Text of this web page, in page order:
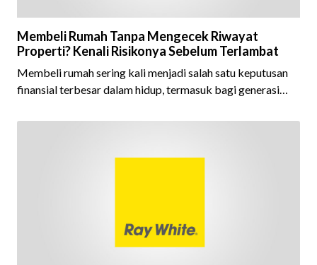
Membeli Rumah Tanpa Mengecek Riwayat
Properti? Kenali Risikonya Sebelum Terlambat
Membeli rumah sering kali menjadi salah satu keputusan
finansial terbesar dalam hidup, termasuk bagi generasi
kepemilikan hunian maupun investasi properti. Namun
fokus pada harga atau lokasi tanpa memperhatikan